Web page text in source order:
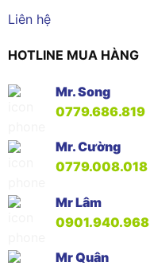
Liên hệ
HOTLINE MUA HÀNG
Mr. Song
0779.686.819
Mr. Cường
0779.008.018
Mr Lâm
0901.940.968
Mr Quân